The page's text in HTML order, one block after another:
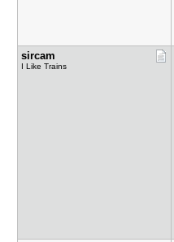
sircam
I Like Trains